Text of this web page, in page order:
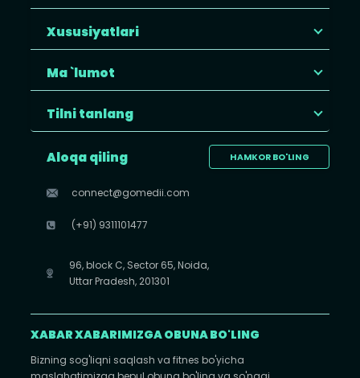
Xususiyatlari
Ma `lumot
Tilni tanlang
HAMKOR BO'LING
Aloqa qiling
connect@gomedii.com
(+91) 9311101477
96, block C, Sector 65, Noida,
Uttar Pradesh, 201301
XABAR XABARIMIZGA OBUNA BO'LING
Bizning sog'liqni saqlash va fitnes bo'yicha